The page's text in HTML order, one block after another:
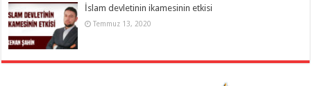
İslam devletinin ikamesinin etkisi
Temmuz 13, 2020